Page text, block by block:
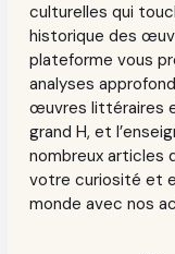
culturelles qui
historique des
plateforme vous
analyses
œuvres littéraires
grand H, et
nombreux articles
votre curiosité et
monde avec nos